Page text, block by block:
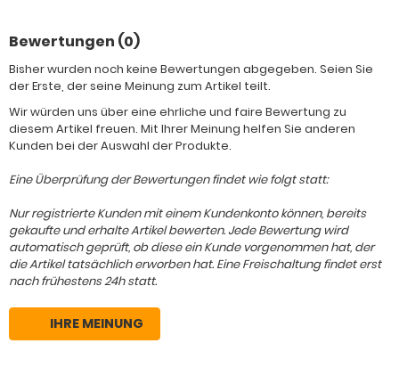
Bewertungen (0)
Bisher wurden noch keine Bewertungen abgegeben. Seien Sie
der Erste, der seine Meinung zum Artikel teilt.
Wir würden uns über eine ehrliche und faire Bewertung zu
diesem Artikel freuen. Mit Ihrer Meinung helfen Sie anderen
Kunden bei der Auswahl der Produkte.
Eine Überprüfung der Bewertungen findet wie folgt statt:
Nur registrierte Kunden mit einem Kundenkonto können, bereits
gekaufte und erhalte Artikel bewerten. Jede Bewertung wird
automatisch geprüft, ob diese ein Kunde vorgenommen hat, der
die Artikel tatsächlich erworben hat. Eine Freischaltung findet erst
nach frühestens 24h statt.
IHRE MEINUNG